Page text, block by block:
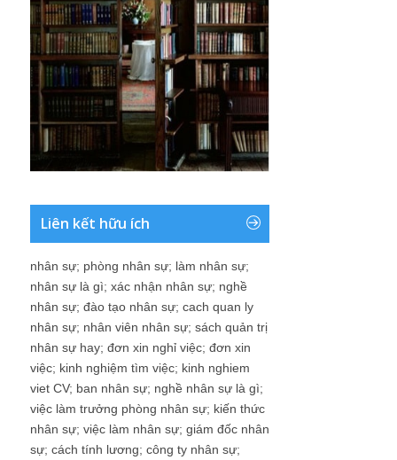
Liên kết hữu ích
nhân sự; phòng nhân sự; làm nhân sự;
nhân sự là gì; xác nhận nhân sự; nghề
nhân sự; đào tạo nhân sự; cach quan ly
nhân sự; nhân viên nhân sự; sách quản trị
nhân sự hay; đơn xin nghỉ việc; đơn xin
việc; kinh nghiệm tìm việc; kinh nghiem
viet CV; ban nhân sự; nghề nhân sự là gì;
việc làm trưởng phòng nhân sự; kiến thức
nhân sự; việc làm nhân sự; giám đốc nhân
sự; cách tính lương; công ty nhân sự;